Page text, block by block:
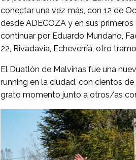
conectar una vez más, con 12 de
desde ADECOZA y en sus
continuar por Eduardo Mundano,
22, Rivadavia, Echeverría, otro
El Duatlón de Malvinas fue una
running en la ciudad, con cientos
grato momento junto a otros/as